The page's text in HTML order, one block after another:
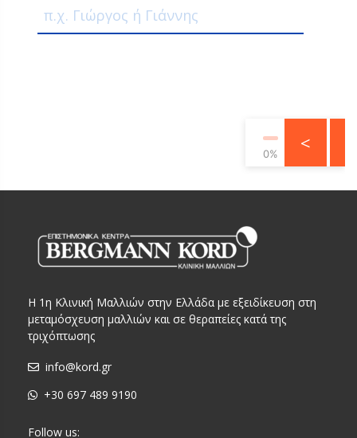
0% <
Η 1η Κλινική Μαλλιών στην Ελλάδα με εξειδίκευση στη
μεταμόσχευση μαλλιών και σε θεραπείες κατά της
τριχόπτωσης
info@kord.gr
+30 697 489 9190
Follow us: